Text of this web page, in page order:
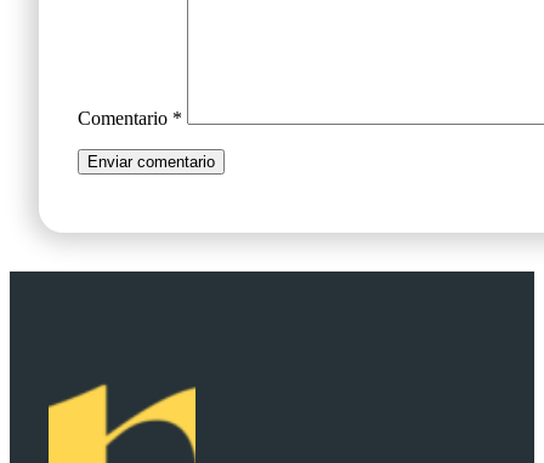
Comentario *